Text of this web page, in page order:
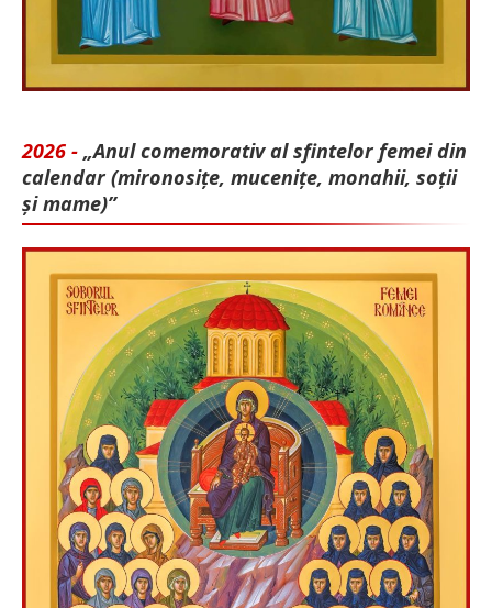
2026 - „Anul comemorativ al sfintelor femei din
calendar (mironosițe, mu­cenițe, monahii, soții
și mame)”